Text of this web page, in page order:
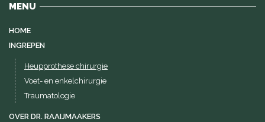
MENU
HOME
INGREPEN
Heupprothese chirurgie
Voet- en enkelchirurgie
Traumatologie
OVER DR. RAAIJMAAKERS